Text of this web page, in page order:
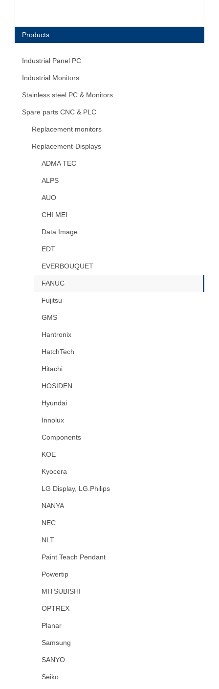
Products
Industrial Panel PC
Industrial Monitors
Stainless steel PC & Monitors
Spare parts CNC & PLC
Replacement monitors
Replacement-Displays
ADMA TEC
ALPS
AUO
CHI MEI
Data Image
EDT
EVERBOUQUET
FANUC
Fujitsu
GMS
Hantronix
HatchTech
Hitachi
HOSIDEN
Hyundai
Innolux
Components
KOE
Kyocera
LG Display, LG.Philips
NANYA
NEC
NLT
Paint Teach Pendant
Powertip
MITSUBISHI
OPTREX
Planar
Samsung
SANYO
Seiko